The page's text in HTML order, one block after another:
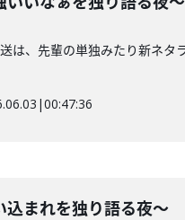
は、先輩の単独みたり新ネタ
|00:47:36
まれを独り語る夜〜